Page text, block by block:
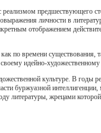
предшествующего
личности в
отображением
по времени существования,
идейно-
культуре. В годы
буржуазной
жрецами которой